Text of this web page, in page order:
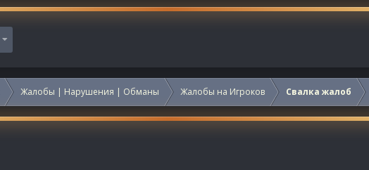
Жалобы | Нарушения | Обманы Жалобы на Игроков Свалка жалоб